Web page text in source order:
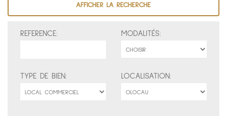
AFFICHER LA RECHERCHE
REFERENCE: MODALITÉS:
TYPE DE BIEN: LOCALISATION: